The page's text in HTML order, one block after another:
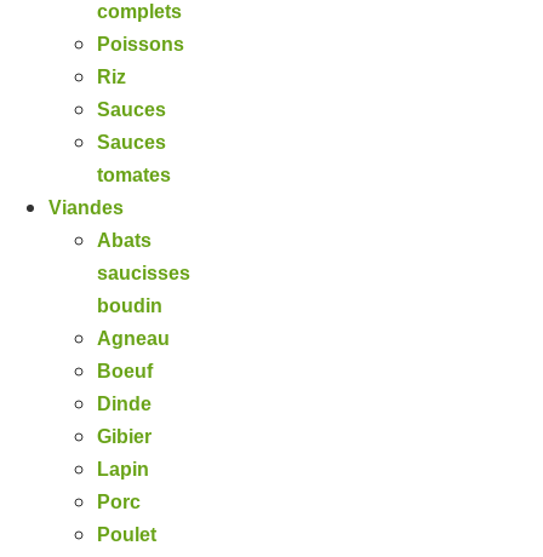
complets
Poissons
Riz
Sauces
Sauces
tomates
Viandes
Abats
saucisses
boudin
Agneau
Boeuf
Dinde
Gibier
Lapin
Porc
Poulet